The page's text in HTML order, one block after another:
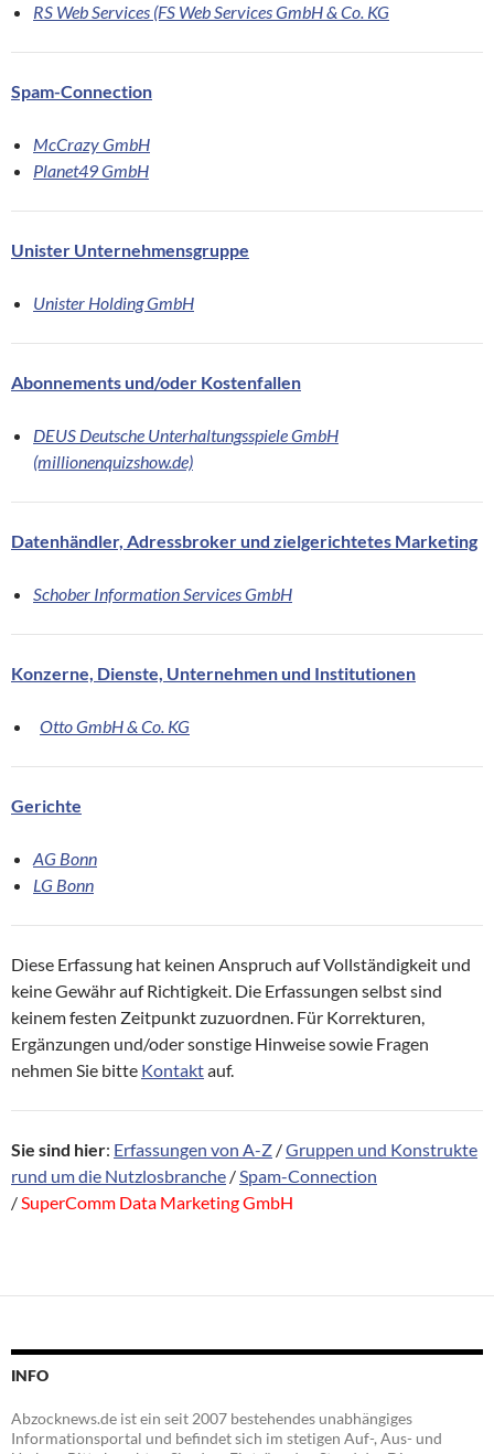
RS Web Services (FS Web Services GmbH & Co. KG
Spam-Connection
McCrazy GmbH
Planet49 GmbH
Unister Unternehmensgruppe
Unister Holding GmbH
Abonnements und/oder Kostenfallen
DEUS Deutsche Unterhaltungsspiele GmbH
(millionenquizshow.de)
Datenhändler, Adressbroker und zielgerichtetes Marketing
Schober Information Services GmbH
Konzerne, Dienste, Unternehmen und Institutionen
Otto GmbH & Co. KG
Gerichte
AG Bonn
LG Bonn
Diese Erfassung hat keinen Anspruch auf Vollständigkeit und
keine Gewähr auf Richtigkeit. Die Erfassungen selbst sind
keinem festen Zeitpunkt zuzuordnen. Für Korrekturen,
Ergänzungen und/oder sonstige Hinweise sowie Fragen
nehmen Sie bitte Kontaktauf.
Sie sind hier: Erfassungen von A-Z /Gruppen und Konstrukte
rund um die Nutzlosbranche /Spam-Connection
/SuperComm Data Marketing GmbH
INFO
Abzocknews.de ist ein seit 2007 bestehendes unabhängiges
Informationsportal und befindet sich im stetigen Auf-, Aus- und